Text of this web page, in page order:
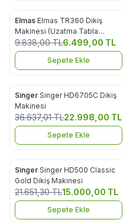
%34
Favorilere Ekle
Elmas Elmas TR360 Dikiş
Makinesi (Uzatma Tabla
Hediyeli) - Mor
9.838,00TL6.499,00 TL
Sepete Ekle
%37
Favorilere Ekle
Singer Singer HD6705C Dikiş
Makinesi
36.637,01TL22.998,00 TL
Sepete Ekle
%31
Favorilere Ekle
Singer Singer HD500 Classic
Gold Dikiş Makinesi
21.651,30TL15.000,00 TL
Sepete Ekle